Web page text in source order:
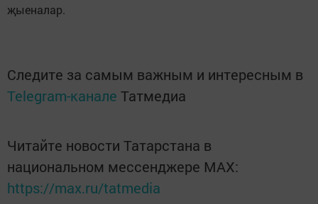
җыеналар.
Следите за самым важным и интересным в
Telegram-канале Татмедиа
Читайте новости Татарстана в
национальном мессенджере MАХ:
https://max.ru/tatmedia